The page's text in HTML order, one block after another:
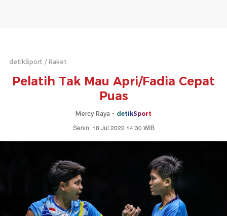
detikSport Raket
Pelatih Tak Mau Apri/Fadia Cepat
Puas
Mercy Raya - detikSport
Senin, 18 Jul 2022 14:30 WIB